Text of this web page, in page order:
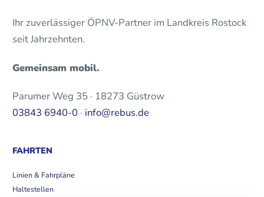
Ihr zuverlässiger ÖPNV-Partner im Landkreis Rostock
seit Jahrzehnten.
Gemeinsam mobil.
Parumer Weg 35 · 18273 Güstrow
03843 6940-0 · info@rebus.de
FAHRTEN
Linien & Fahrpläne
Haltestellen